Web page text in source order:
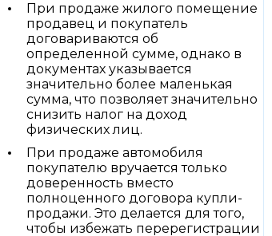
При продаже жилого помещение
продавец и покупатель
договариваются об
определенной сумме, однако в
документах указывается
значительно более маленькая
сумма, что позволяет значительно
снизить налог на доход
физических лиц.
При продаже автомобиля
покупателю вручается только
доверенность вместо
полноценного договора купли-
продажи. Это делается для того,
чтобы избежать перерегистрации